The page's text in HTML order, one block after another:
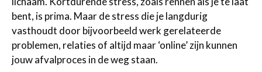
bent, is prima. Maar de stress die je langdurig
vasthoudt door bijvoorbeeld werk gerelateerde
problemen, relaties of altijd maar ‘online’ zijn kunnen
jouw afvalproces in de weg staan.